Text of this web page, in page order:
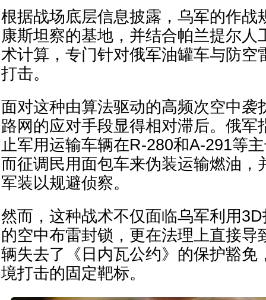
根据战场底层信息披露，乌军的作战
康斯坦察的基地，并结合帕兰提尔人
术计算，专门针对俄军油罐车与防空
打击。
面对这种由算法驱动的高频次空中袭
路网的应对手段显得相对滞后。俄军
止军用运输车辆在R-280和A-291等
而征调民用面包车来伪装运输燃油，
军装以规避侦察。
然而，这种战术不仅面临乌军利用
的空中布雷封锁，更在法理上直接导
辆失去了《日内瓦公约》的保护豁免
境打击的固定靶标。